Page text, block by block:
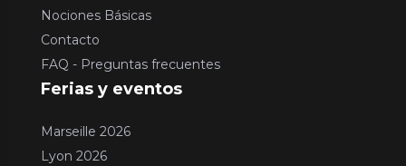
Nociones Básicas
Contacto
FAQ - Preguntas frecuentes
Ferias y eventos
Marseille 2026
Lyon 2026